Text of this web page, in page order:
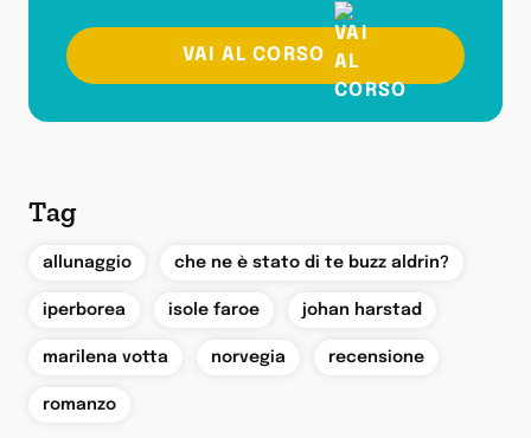
VAI AL CORSO
Tag
allunaggio che ne è stato di te buzz aldrin?
iperborea isole faroe johan harstad
marilena votta norvegia recensione
romanzo